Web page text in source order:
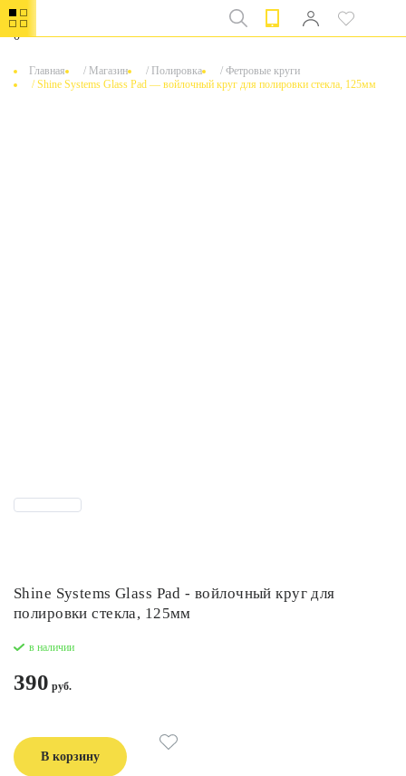
0
Главная / Магазин / Полировка / Фетровые круги
/Shine Systems Glass Pad — войлочный круг для полировки стекла, 125мм
Shine Systems Glass Pad - войлочный круг для
полировки стекла, 125мм
в наличии
390
В корзину